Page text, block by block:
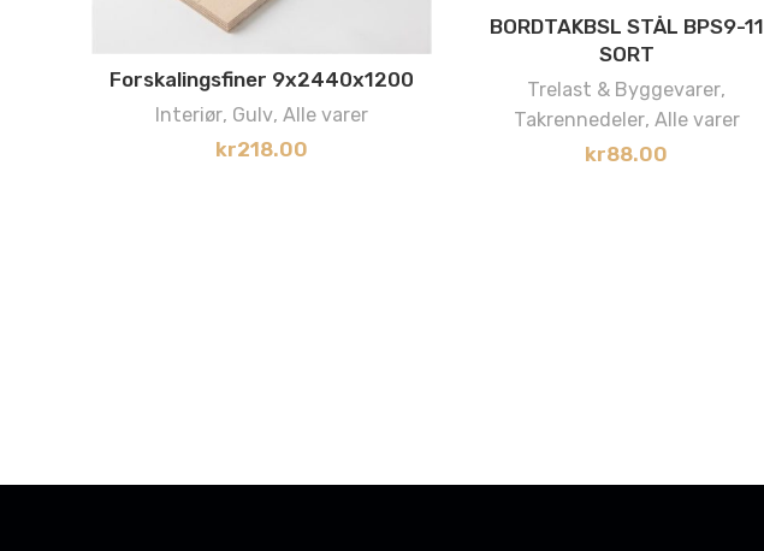
Forskalingsfiner 9x2440x1200
Interiør, Gulv, Alle varer
kr218.00
BORDTAKBSL STÅL BPS9-11
SORT
Trelast & Byggevarer,
Takrennedeler, Alle varer
kr88.00